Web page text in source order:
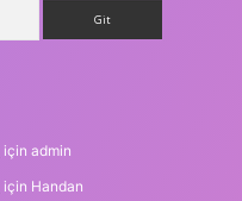
için admin
için Handan